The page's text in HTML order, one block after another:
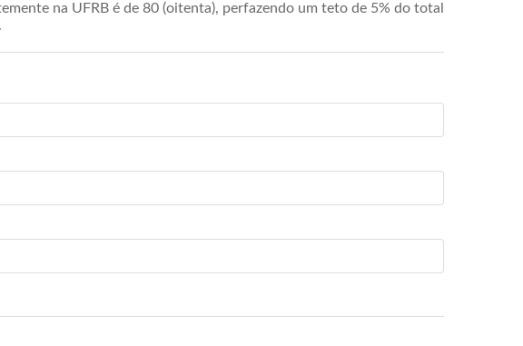
na UFRB é de 80 (oitenta), perfazendo um teto de 5% do total